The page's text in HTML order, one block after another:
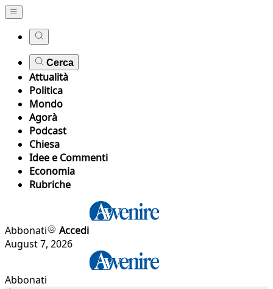
Cerca
Attualità
Politica
Mondo
Agorà
Podcast
Chiesa
Idee e Commenti
Economia
Rubriche
Abbonati
Accedi
August 7, 2026
Abbonati